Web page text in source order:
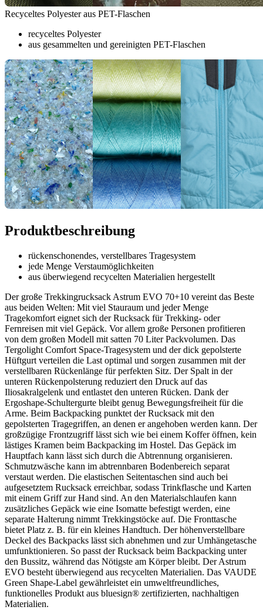
Recyceltes Polyester aus PET-Flaschen
recyceltes Polyester
aus gesammelten und gereinigten PET-Flaschen
Produktbeschreibung
rückenschonendes, verstellbares Tragesystem
jede Menge Verstaumöglichkeiten
aus überwiegend recycelten Materialien hergestellt
Der große Trekkingrucksack Astrum EVO 70+10 vereint das Beste
aus beiden Welten: Mit viel Stauraum und jeder Menge
Tragekomfort eignet sich der Rucksack für Trekking- oder
Fernreisen mit viel Gepäck. Vor allem große Personen profitieren
von dem großen Modell mit satten 70 Liter Packvolumen. Das
Tergolight Comfort Space-Tragesystem und der dick gepolsterte
Hüftgurt verteilen die Last optimal und sorgen zusammen mit der
verstellbaren Rückenlänge für perfekten Sitz. Der Spalt in der
unteren Rückenpolsterung reduziert den Druck auf das
Iliosakralgelenk und entlastet den unteren Rücken. Dank der
Ergoshape-Schultergurte bleibt genug Bewegungsfreiheit für die
Arme. Beim Backpacking punktet der Rucksack mit den
gepolsterten Tragegriffen, an denen er angehoben werden kann. Der
großzügige Frontzugriff lässt sich wie bei einem Koffer öffnen, kein
lästiges Kramen beim Backpacking im Hostel. Das Gepäck im
Hauptfach kann lässt sich durch die Abtrennung organisieren.
Schmutzwäsche kann im abtrennbaren Bodenbereich separat
verstaut werden. Die elastischen Seitentaschen sind auch bei
aufgesetztem Rucksack erreichbar, sodass Trinkflasche und Karten
mit einem Griff zur Hand sind. An den Materialschlaufen kann
zusätzliches Gepäck wie eine Isomatte befestigt werden, eine
separate Halterung nimmt Trekkingstöcke auf. Die Fronttasche
bietet Platz z. B. für ein kleines Handtuch. Der höhenverstellbare
Deckel des Backpacks lässt sich abnehmen und zur Umhängetasche
umfunktionieren. So passt der Rucksack beim Backpacking unter
den Bussitz, während das Nötigste am Körper bleibt. Der Astrum
EVO besteht überwiegend aus recycelten Materialien. Das VAUDE
Green Shape-Label gewährleistet ein umweltfreundliches,
funktionelles Produkt aus bluesign® zertifizierten, nachhaltigen
Materialien.